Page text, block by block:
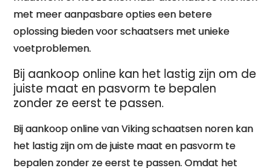
met meer aanpasbare opties een betere
oplossing bieden voor schaatsers met unieke
voetproblemen.
Bij aankoop online kan het lastig zijn om de
juiste maat en pasvorm te bepalen
zonder ze eerst te passen.
Bij aankoop online van Viking schaatsen noren kan
het lastig zijn om de juiste maat en pasvorm te
bepalen zonder ze eerst te passen. Omdat het